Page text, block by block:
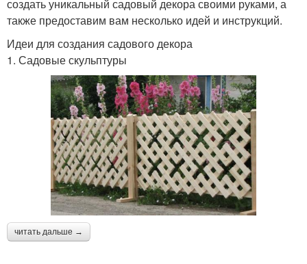
создать уникальный садовый декора своими руками, а
также предоставим вам несколько идей и инструкций.
Идеи для создания садового декора
1. Садовые скульптуры
читать дальше →